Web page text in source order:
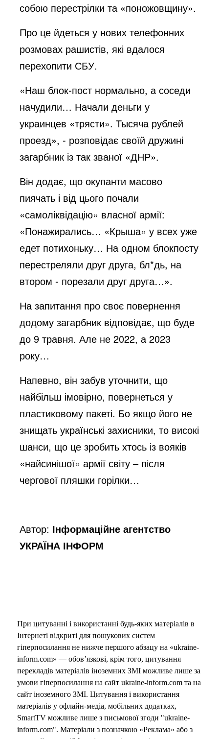
d
e
o
собою перестрілки та «поножовщину».
Про це йдеться у нових телефонних
розмовах рашистів, які вдалося
перехопити СБУ.
«Наш блок-пост нормально, а соседи
начудили… Начали деньги у
украинцев «трясти». Тысяча рублей
проезд», - розповідає своїй дружині
загарбник із так званої «ДНР».
Він додає, що окупанти масово
пиячать і від цього почали
«самоліквідацію» власної армії:
«Понажирались… «Крыша» у всех уже
едет потихоньку… На одном блокпосту
перестреляли друг друга, бл*дь, на
втором - порезали друг друга…».
На запитання про своє повернення
додому загарбник відповідає, що буде
до 9 травня. Але не 2022, а 2023
року…
Напевно, він забув уточнити, що
найбільш імовірно, повернеться у
пластиковому пакеті. Бо якщо його не
знищать українські захисники, то високі
шанси, що це зробить хтось із вояків
«найсинішої» армії світу – після
чергової пляшки горілки…
Автор: Інформаційне агентство
УКРАЇНА ІНФОРМ
При цитуванні і використанні будь-яких матеріалів в
Інтернеті відкриті для пошукових систем
гіперпосилання не нижче першого абзацу на «ukraine-
inform.com» — обов’язкові, крім того, цитування
перекладів матеріалів іноземних ЗМІ можливе лише за
умови гіперпосилання на сайт ukraine-inform.com та на
сайт іноземного ЗМІ. Цитування і використання
матеріалів у офлайн-медіа, мобільних додатках,
SmartTV можливе лише з письмової згоди "ukraine-
inform.com". Матеріали з позначкою «Реклама» або з